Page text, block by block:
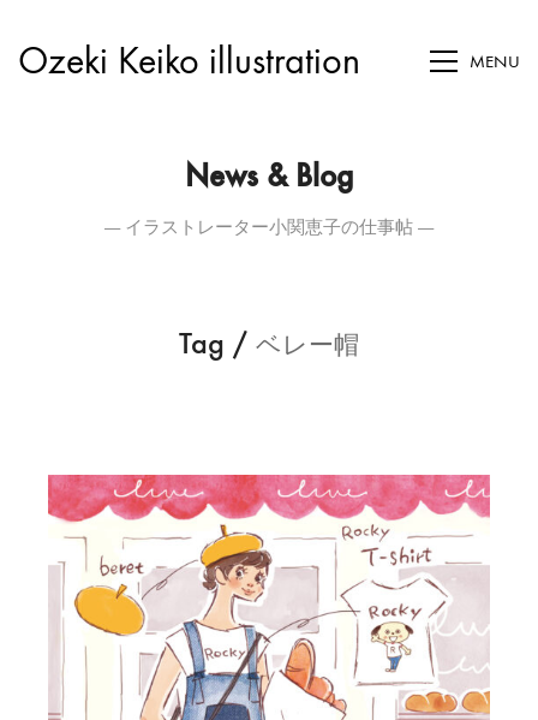
Ozeki Keiko illustration MENU
News & Blog
― イラストレーター小関恵子の仕事帖 ―
Tag / ベレー帽